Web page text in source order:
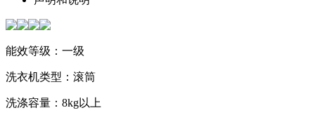
能效等级：一级
洗衣机类型：滚筒
洗涤容量：8kg以上